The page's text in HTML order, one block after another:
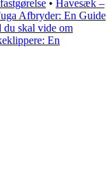
• Havesæk –
Afbryder: En Guide
du skal vide om
En